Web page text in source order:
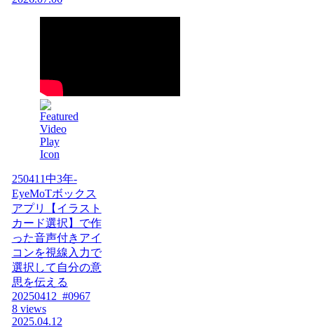
250411中3年-
EyeMoTボックス
アプリ【イラスト
カード選択】で作
った音声付きアイ
コンを視線入力で
選択して自分の意
思を伝える
20250412_#0967
8 views
2025.04.12